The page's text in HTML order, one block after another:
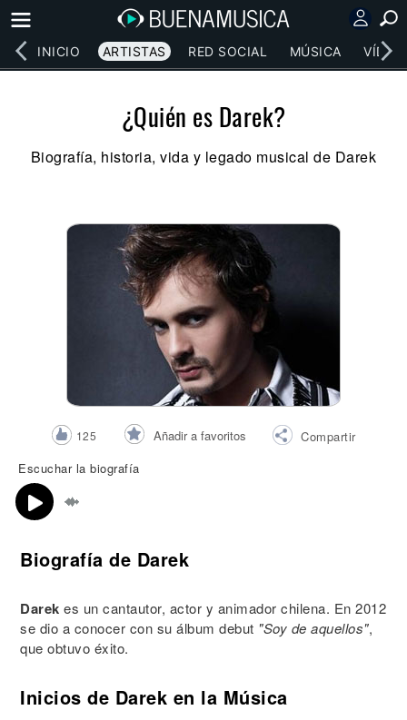
INICIO ARTISTAS RED SOCIAL MÚSICA
¿Quién es Darek?
Biografía, historia, vida y legado musical de Darek
125 Añadir a favoritos
Compartir
Escuchar la biografía
Biografía de Darek
Darek es un cantautor, actor y animador chilena. En 2012
se dio a conocer con su álbum debut "Soy de aquellos",
que obtuvo éxito.
Inicios de Darek en la Música